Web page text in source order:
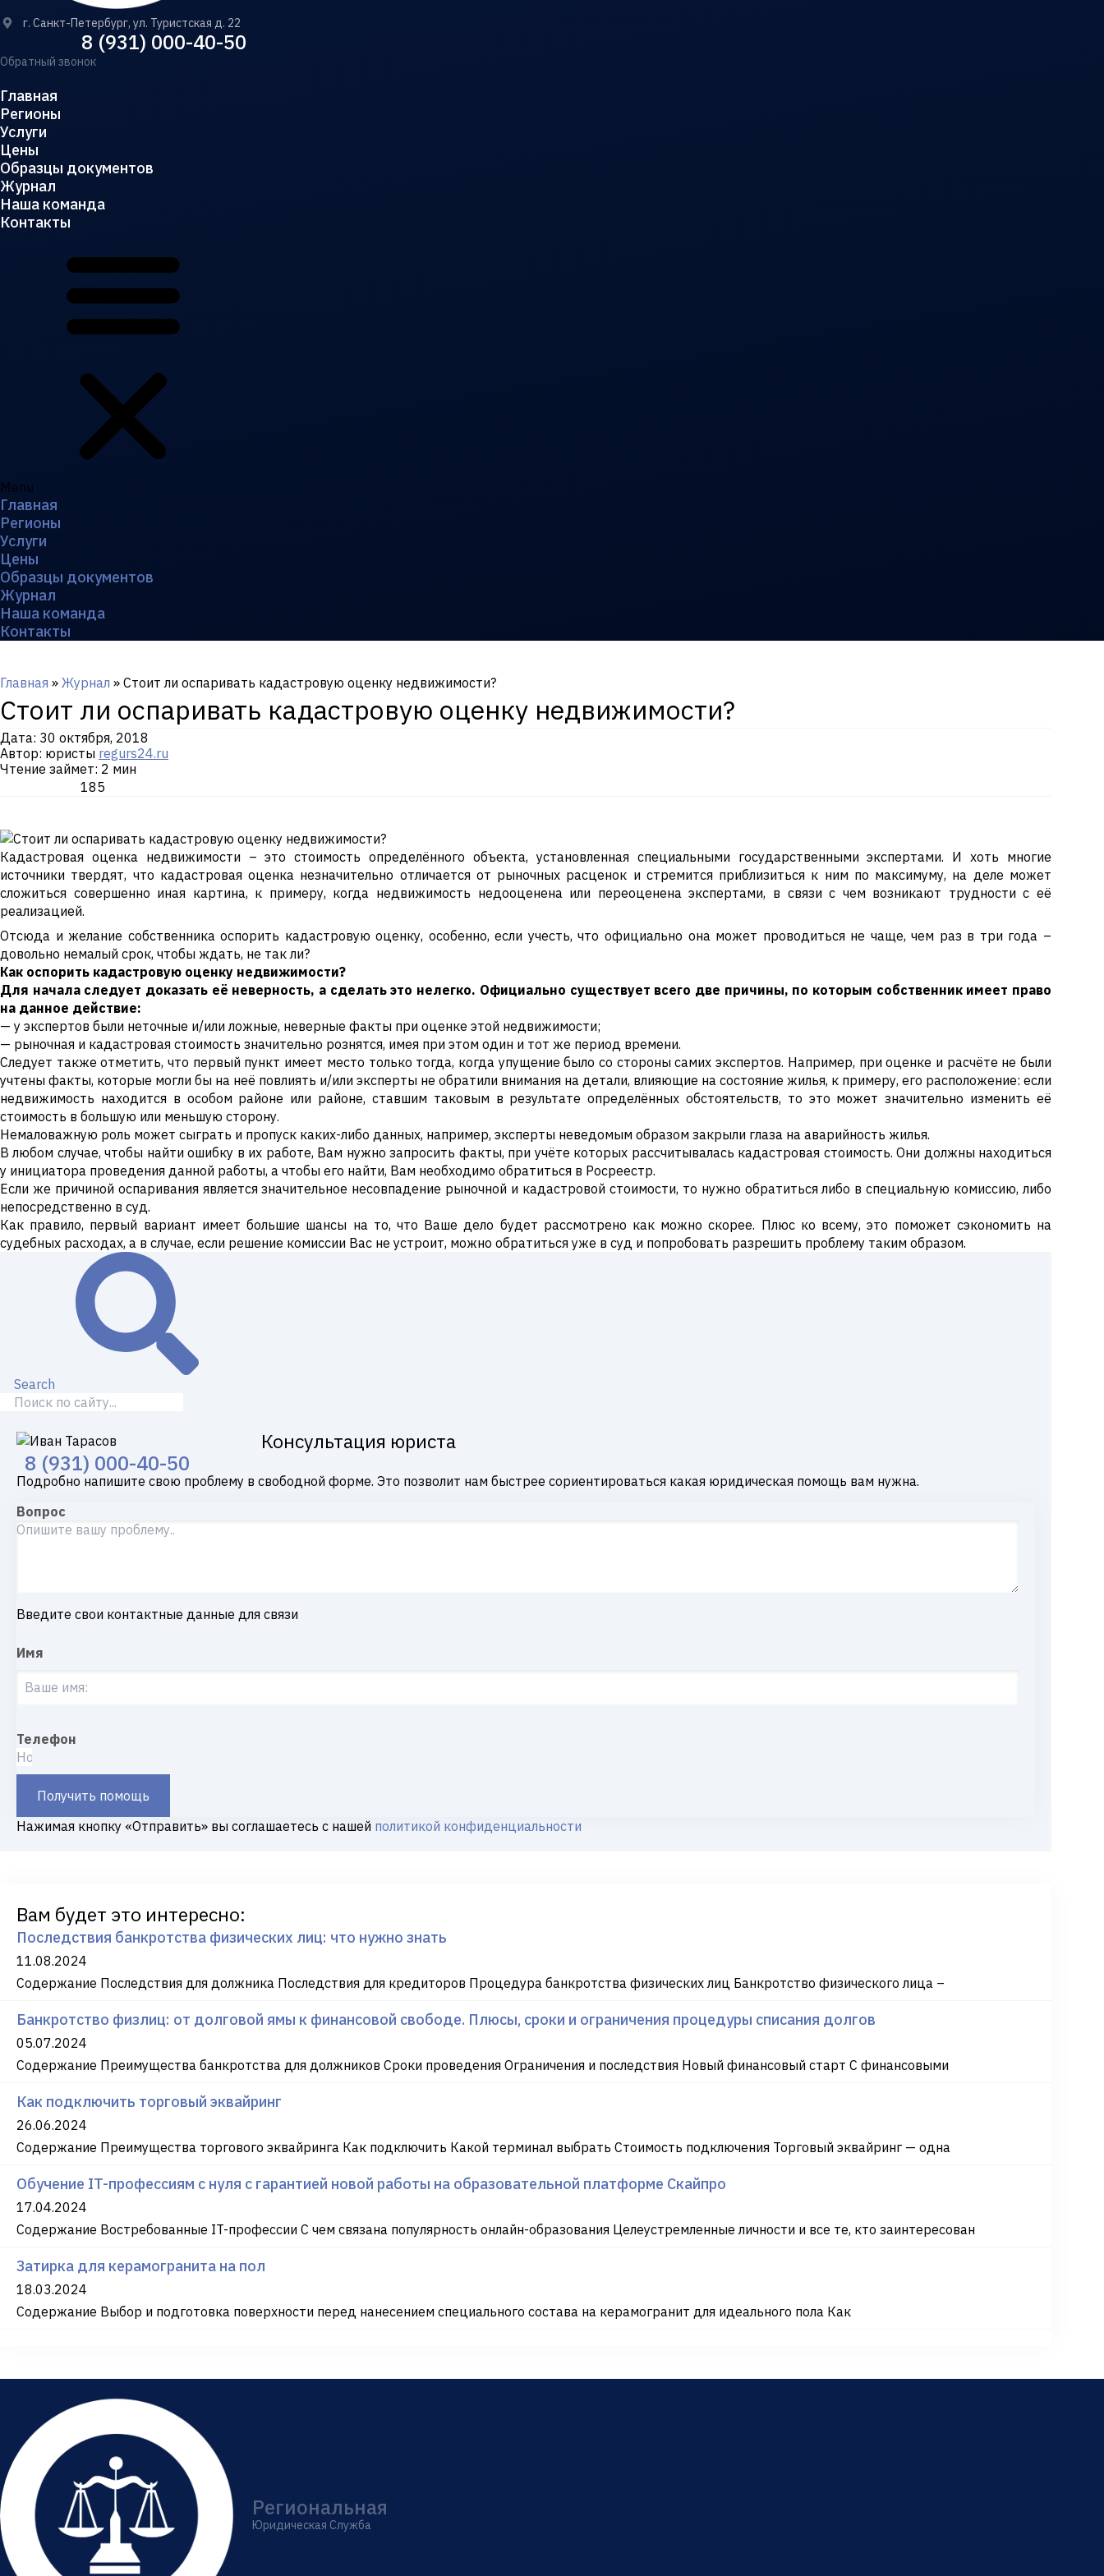
г. Санкт-Петербург, ул. Туристская д. 22
8 (931) 000-40-50
Обратный звонок
Главная
Регионы
Услуги
Цены
Образцы документов
Журнал
Наша команда
Контакты
Menu
Главная
Регионы
Услуги
Цены
Образцы документов
Журнал
Наша команда
Контакты
Главная » Журнал » Стоит ли оспаривать кадастровую оценку недвижимости?
Стоит ли оспаривать кадастровую оценку недвижимости?
Дата: 30 октября, 2018
Автор: юристы regurs24.ru
Чтение займет: 2 мин
185
Кадастровая оценка недвижимости – это стоимость определённого объекта, установленная специальными государственными экспертами. И хоть многие
источники твердят, что кадастровая оценка незначительно отличается от рыночных расценок и стремится приблизиться к ним по максимуму, на деле может
сложиться совершенно иная картина, к примеру, когда недвижимость недооценена или переоценена экспертами, в связи с чем возникают трудности с её
реализацией.
Отсюда и желание собственника оспорить кадастровую оценку, особенно, если учесть, что официально она может проводиться не чаще, чем раз в три года –
довольно немалый срок, чтобы ждать, не так ли?
Как оспорить кадастровую оценку недвижимости?
Для начала следует доказать её неверность, а сделать это нелегко. Официально существует всего две причины, по которым собственник имеет право
на данное действие:
— у экспертов были неточные и/или ложные, неверные факты при оценке этой недвижимости;
— рыночная и кадастровая стоимость значительно рознятся, имея при этом один и тот же период времени.
Следует также отметить, что первый пункт имеет место только тогда, когда упущение было со стороны самих экспертов. Например, при оценке и расчёте не были
учтены факты, которые могли бы на неё повлиять и/или эксперты не обратили внимания на детали, влияющие на состояние жилья, к примеру, его расположение: если
недвижимость находится в особом районе или районе, ставшим таковым в результате определённых обстоятельств, то это может значительно изменить её
стоимость в большую или меньшую сторону.
Немаловажную роль может сыграть и пропуск каких-либо данных, например, эксперты неведомым образом закрыли глаза на аварийность жилья.
В любом случае, чтобы найти ошибку в их работе, Вам нужно запросить факты, при учёте которых рассчитывалась кадастровая стоимость. Они должны находиться
у инициатора проведения данной работы, а чтобы его найти, Вам необходимо обратиться в Росреестр.
Если же причиной оспаривания является значительное несовпадение рыночной и кадастровой стоимости, то нужно обратиться либо в специальную комиссию, либо
непосредственно в суд.
Как правило, первый вариант имеет большие шансы на то, что Ваше дело будет рассмотрено как можно скорее. Плюс ко всему, это поможет сэкономить на
судебных расходах, а в случае, если решение комиссии Вас не устроит, можно обратиться уже в суд и попробовать разрешить проблему таким образом.
Search
Консультация юриста
8 (931) 000-40-50
Подробно напишите свою проблему в свободной форме. Это позволит нам быстрее сориентироваться какая юридическая помощь вам нужна.
Вопрос
Введите свои контактные данные для связи
Имя
Телефон
Получить помощь
Нажимая кнопку «Отправить» вы соглашаетесь с нашей политикой конфиденциальности
Вам будет это интересно:
Последствия банкротства физических лиц: что нужно знать
11.08.2024
Содержание Последствия для должника Последствия для кредиторов Процедура банкротства физических лиц Банкротство физического лица –
Банкротство физлиц: от долговой ямы к финансовой свободе. Плюсы, сроки и ограничения процедуры списания долгов
05.07.2024
Содержание Преимущества банкротства для должников Сроки проведения Ограничения и последствия Новый финансовый старт С финансовыми
Как подключить торговый эквайринг
26.06.2024
Содержание Преимущества торгового эквайринга Как подключить Какой терминал выбрать Стоимость подключения Торговый эквайринг — одна
Обучение IT-профессиям с нуля с гарантией новой работы на образовательной платформе Скайпро
17.04.2024
Содержание Востребованные IT-профессии С чем связана популярность онлайн-образования Целеустремленные личности и все те, кто заинтересован
Затирка для керамогранита на пол
18.03.2024
Содержание Выбор и подготовка поверхности перед нанесением специального состава на керамогранит для идеального пола Как
Региональная
Юридическая Служба